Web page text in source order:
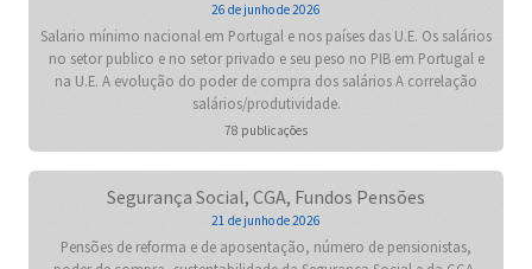
26 de junho de 2026
Salario mínimo nacional em Portugal e nos países das U.E. Os salários
no setor publico e no setor privado e seu peso no PIB em Portugal e
na U.E. A evolução do poder de compra dos salários A correlação
salários/produtividade.
78 publicações
Segurança Social, CGA, Fundos Pensões
21 de junho de 2026
Pensões de reforma e de aposentação, número de pensionistas,